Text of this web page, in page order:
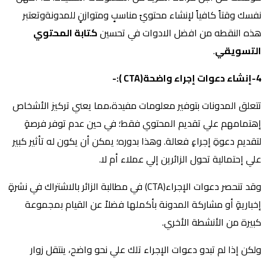
نفسك وقتاً كافياً لإنشاء محتويً مناسبٍ ومتوازنٍ للمدونةوتعتبر
هذه النقطه من افضل الادوات في تحسينكتابة المحتوي
التسويقي.
4-إنشاء دعوات إجراء واضحة(
CTA
):-
تتعلق المدونات بتوفير معلومات مفيدة،مما يعني تركيز الأشخاص
إهتمامهم علي تقديم المحتوي فقط؛ في حين عدم توفر فرصةٍ
لتقديم دعوةِ إجراءٍ فعالة. وهذا بدوره؛ يمكن أن يكون له تأثير كبير
علي إحتمالية تحول الزائرين إلي عملاء أم لا.
وقد تنحصر دعوات الإجراء(CTA) في مطالبة الزائر بالاشتراك في نشرةٍ
إخباريةٍ أو مشاركة المدونة بأكملها فضلاً عن القيام بمجموعة
كبيرة من الأنشطة الأخري.
ولكن إذا لم تبدو دعوات الإجراء تلك علي نحو واضح، ينتقل زوار